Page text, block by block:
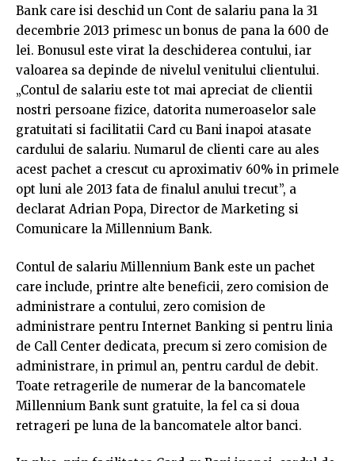
Bank care isi deschid un Cont de salariu pana la 31
decembrie 2013 primesc un bonus de pana la 600 de
lei. Bonusul este virat la deschiderea contului, iar
valoarea sa depinde de nivelul venitului clientului.
„Contul de salariu este tot mai apreciat de clientii
nostri persoane fizice, datorita numeroaselor sale
gratuitati si facilitatii Card cu Bani inapoi atasate
cardului de salariu. Numarul de clienti care au ales
acest pachet a crescut cu aproximativ 60% in primele
opt luni ale 2013 fata de finalul anului trecut”, a
declarat Adrian Popa, Director de Marketing si
Comunicare la Millennium Bank.
Contul de salariu Millennium Bank este un pachet
care include, printre alte beneficii, zero comision de
administrare a contului, zero comision de
administrare pentru Internet Banking si pentru linia
de Call Center dedicata, precum si zero comision de
administrare, in primul an, pentru cardul de debit.
Toate retragerile de numerar de la bancomatele
Millennium Bank sunt gratuite, la fel ca si doua
retrageri pe luna de la bancomatele altor banci.